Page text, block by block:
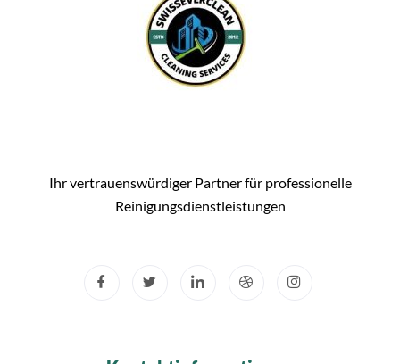
Ihr vertrauenswürdiger Partner für professionelle
Reinigungsdienstleistungen